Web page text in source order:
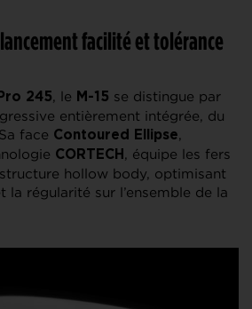
facilité et tolérance
245, le M-15 se distingue par
entièrement intégrée, du
face Contoured Ellipse,
CORTECH , équipe les fers
hollow body, optimisant
la régularité sur l’ensemble de la